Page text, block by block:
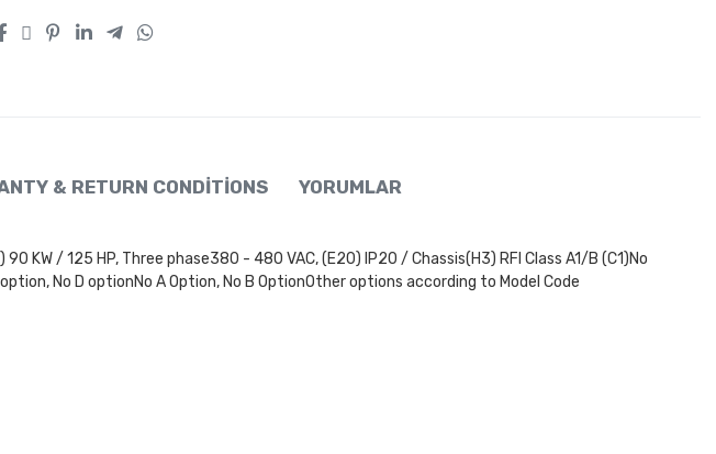
& RETURN CONDITIONS YORUMLAR
KW / 125 HP, Three phase380 - 480 VAC, (E20) IP20 / Chassis(H3) RFI Class A1/B (C1)No
No D optionNo A Option, No B OptionOther options according to Model Code